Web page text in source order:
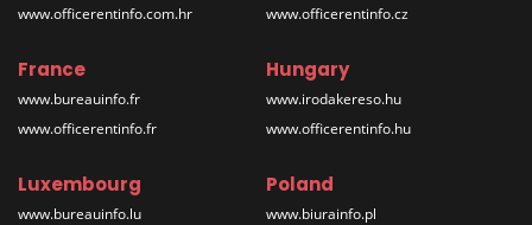
www.officerentinfo.com.hr
www.officerentinfo.cz
France
www.bureauinfo.fr
www.officerentinfo.fr
Hungary
www.irodakereso.hu
www.officerentinfo.hu
Luxembourg
www.bureauinfo.lu
Poland
www.biurainfo.pl